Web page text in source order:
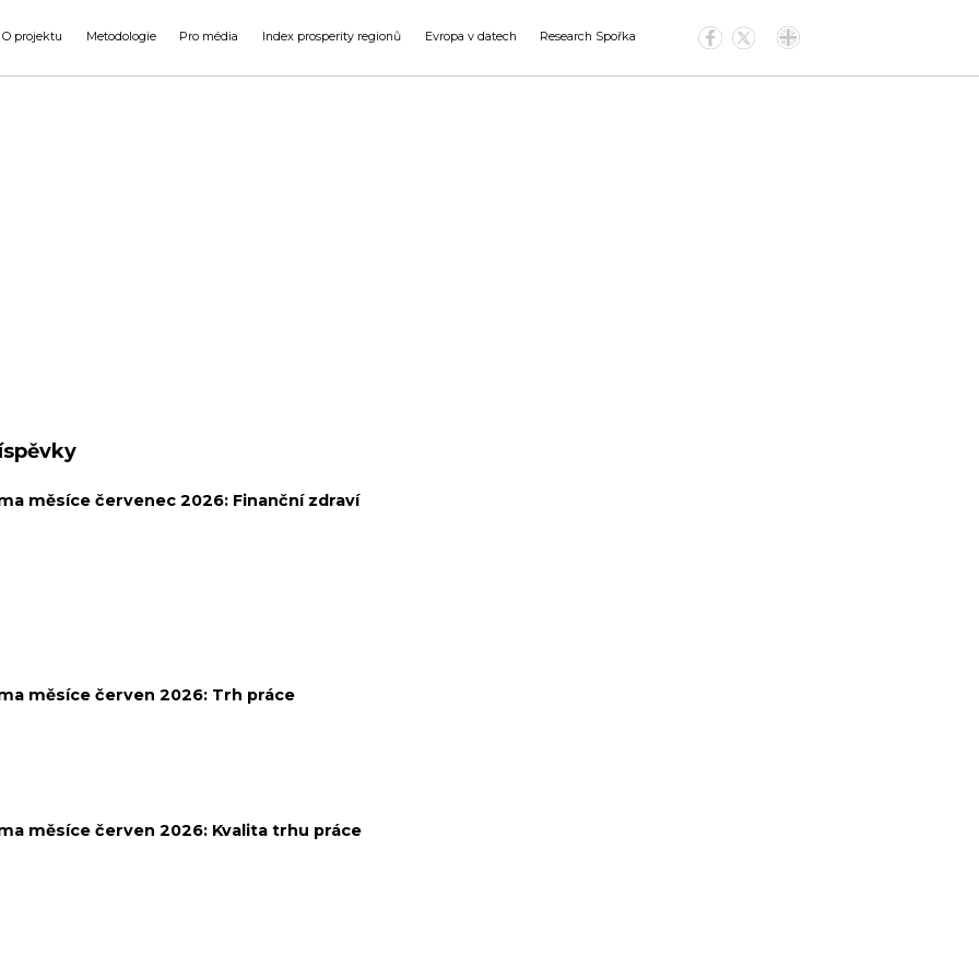
O projektu Metodologie Pro média Index prosperity regionů Evropa v datech Research Spořka
měsíce červenec 2026: Finanční zdraví
měsíce červen 2026: Trh práce
měsíce červen 2026: Kvalita trhu práce